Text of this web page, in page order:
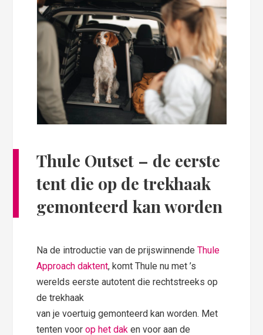
Thule Outset – de eerste
tent die op de trekhaak
gemonteerd kan worden
Na de introductie van de prijswinnendeThule
Approach daktent, komt Thule nu met ’s
werelds eerste autotent die rechtstreeks op
de trekhaak
van je voertuig gemonteerd kan worden. Met
tenten voorop het dak en voor aan de